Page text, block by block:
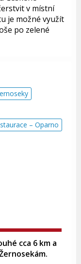
v místní
je možné využít
po zelené
– Oparno
cca 6 km a